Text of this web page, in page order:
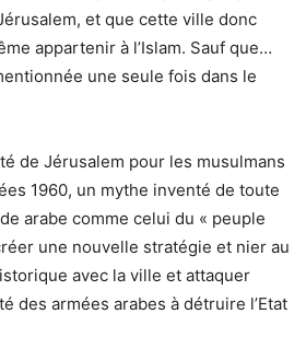
et que cette ville donc
appartenir à l’Islam. Sauf que…
une seule fois dans le
de Jérusalem pour les musulmans
1960, un mythe inventé de toute
arabe comme celui du « peuple
une nouvelle stratégie et nier au
avec la ville et attaquer
des armées arabes à détruire l’Etat